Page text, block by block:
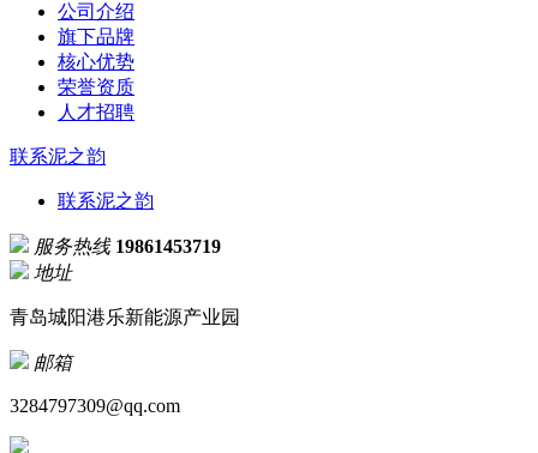
公司介绍
旗下品牌
核心优势
荣誉资质
人才招聘
联系泥之韵
联系泥之韵
服务热线 19861453719
地址
青岛城阳港乐新能源产业园
邮箱
3284797309@qq.com